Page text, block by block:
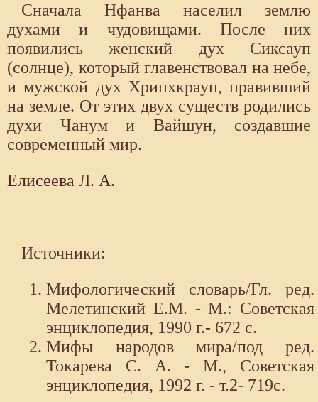
Сначала Нфанва населил землю
духами и чудовищами. После них
появились женский дух Сиксауп
(солнце), который главенствовал на небе,
и мужской дух Хрипхкрауп, правивший
на земле. От этих двух существ родились
духи Чанум и Вайшун, создавшие
современный мир.
Елисеева Л. А.
Источники:
Мифологический словарь/Гл. ред.
Мелетинский Е.М. - М.: Советская
энциклопедия, 1990 г.- 672 с.
Мифы народов мира/под ред.
Токарева С. А. - М., Советская
энциклопедия, 1992 г. - т.2- 719с.